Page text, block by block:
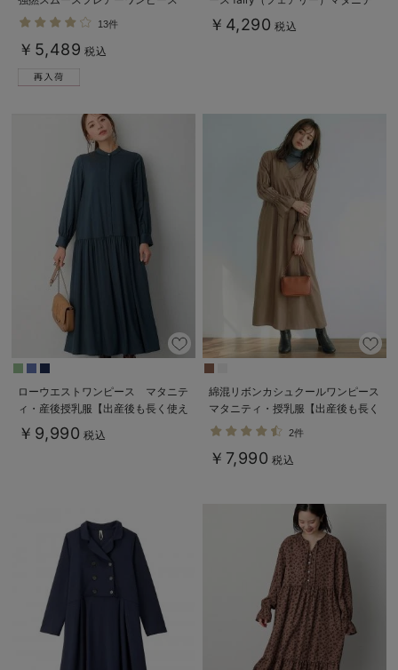
マタニティ・授乳服【出産後も長く
13件
￥5,489 税込
ィ・産後 【出産後も長く使える】
￥4,290 税込
ローウエストワンピース マタニテ
ィ・産後授乳服【出産後も長く使え
る】
￥9,990 税込
綿混リボンカシュクールワンピース
マタニティ・授乳服【出産後も長く
使える】
2件
￥7,990 税込